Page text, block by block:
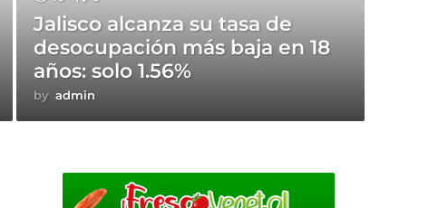
Jalisco alcanza su tasa de
desocupación más baja en 18
años: solo 1.56%
by admin